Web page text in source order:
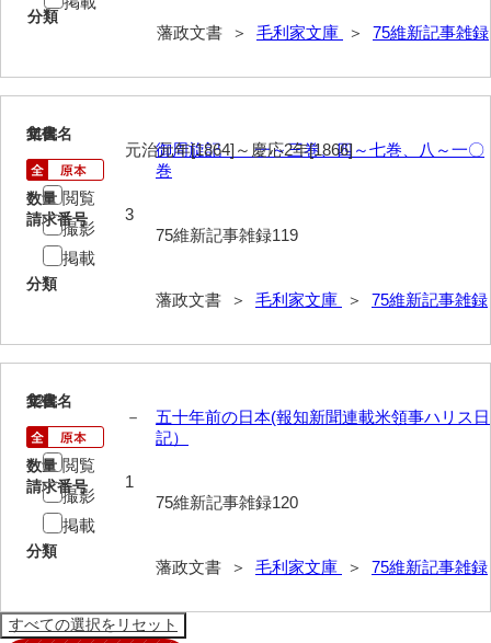
分類
藩政文書 ＞ 毛利家文庫 ＞ 75維新記事雑録
119
文書名
御周旋記 一～三巻、四～七巻、八～一〇
巻
請求番号
75維新記事雑録119
分類
藩政文書 ＞ 毛利家文庫 ＞ 75維新記事雑録
年代
元治元年[1864]～慶応2年[1866]
数量
3
閲覧
撮影
掲載
120
文書名
五十年前の日本(報知新聞連載米領事ハリス日
記）
請求番号
75維新記事雑録120
分類
藩政文書 ＞ 毛利家文庫 ＞ 75維新記事雑録
年代
－
数量
1
閲覧
撮影
掲載